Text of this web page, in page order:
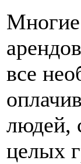
Многие
все
людей,
целых